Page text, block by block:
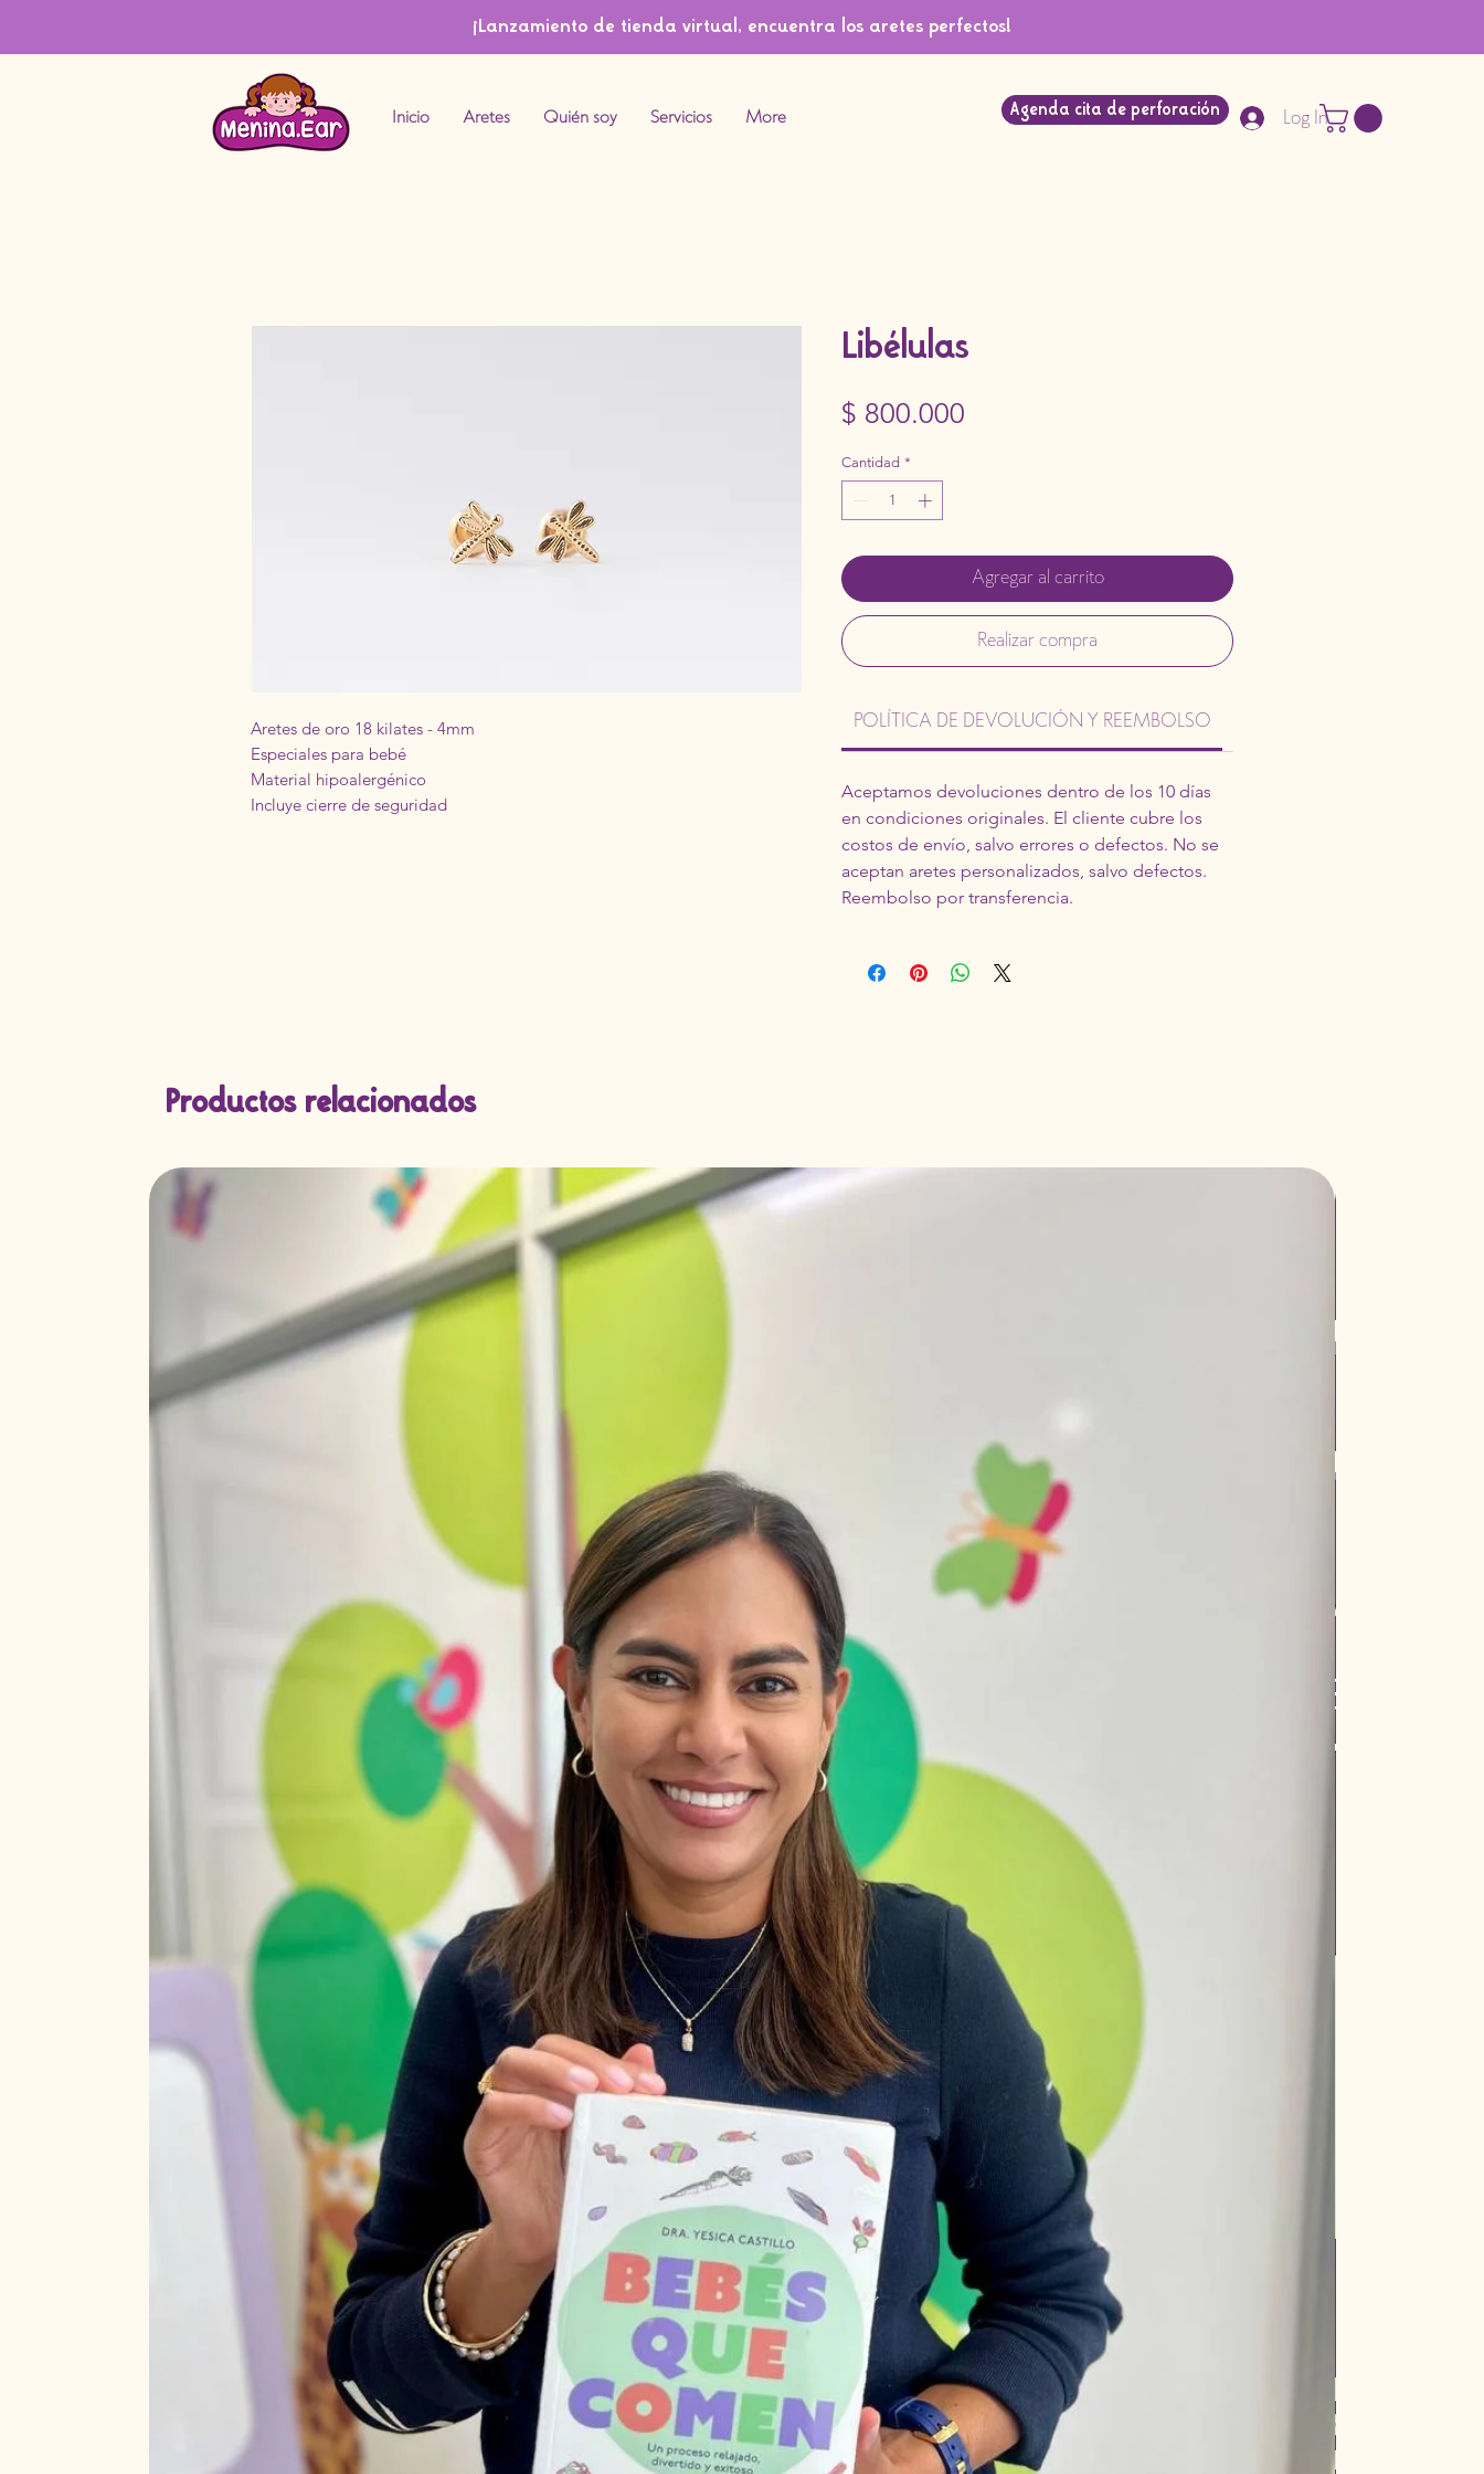
¡Lanzamiento de tienda virtual, encuentra los aretes perfectos!
Inicio Aretes Quién soy Servicios More Agenda cita de perforación Log In
Aretes de oro 18 kilates - 4mm
Especiales para bebé
Material hipoalergénico
Incluye cierre de seguridad
Libélulas
$ 800.000
Cantidad *
Agregar al carrito
Realizar compra
POLÍTICA DE DEVOLUCIÓN Y REEMBOLSO
Aceptamos devoluciones dentro de los 10 días
en condiciones originales. El cliente cubre los
costos de envío, salvo errores o defectos. No se
aceptan aretes personalizados, salvo defectos.
Reembolso por transferencia.
Productos relacionados